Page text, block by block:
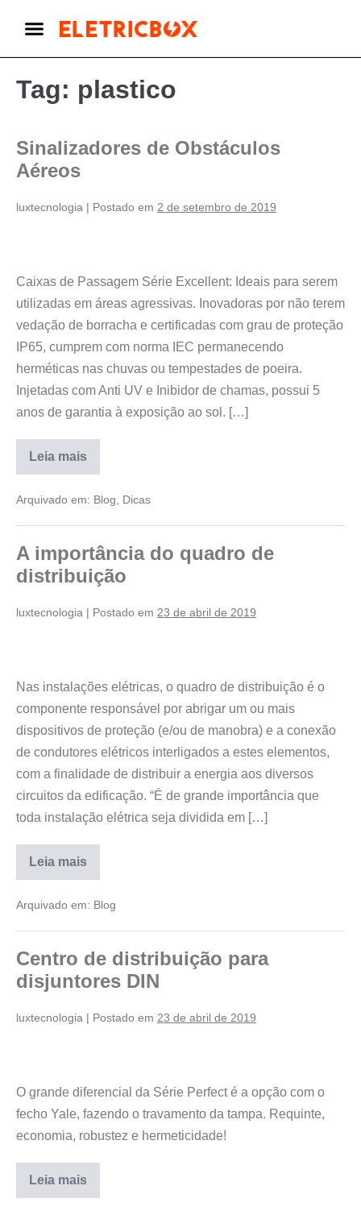
Tag: plastico
Sinalizadores de Obstáculos
Aéreos
luxtecnologia | Postado em 2 de setembro de 2019
Caixas de Passagem Série Excellent: Ideais para serem
utilizadas em áreas agressivas. Inovadoras por não terem
vedação de borracha e certificadas com grau de proteção
IP65, cumprem com norma IEC permanecendo
herméticas nas chuvas ou tempestades de poeira.
Injetadas com Anti UV e Inibidor de chamas, possui 5
anos de garantia à exposição ao sol. […]
Leia mais
Arquivado em: Blog Dicas
A importância do quadro de
distribuição
luxtecnologia | Postado em 23 de abril de 2019
Nas instalações elétricas, o quadro de distribuição é o
componente responsável por abrigar um ou mais
dispositivos de proteção (e/ou de manobra) e a conexão
de condutores elétricos interligados a estes elementos,
com a finalidade de distribuir a energia aos diversos
circuitos da edificação. “É de grande importância que
toda instalação elétrica seja dividida em […]
Leia mais
Arquivado em: Blog
Centro de distribuição para
disjuntores DIN
luxtecnologia | Postado em 23 de abril de 2019
O grande diferencial da Série Perfect é a opção com o
fecho Yale, fazendo o travamento da tampa. Requinte,
economia, robustez e hermeticidade!
Leia mais